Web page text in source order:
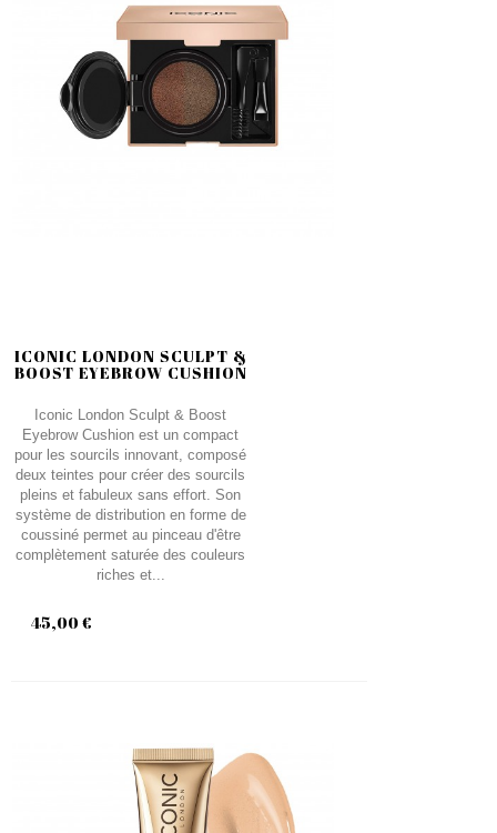
ICONIC LONDON SCULPT &
BOOST EYEBROW CUSHION
Iconic London Sculpt & Boost
Eyebrow Cushion est un compact
pour les sourcils innovant, composé
deux teintes pour créer des sourcils
pleins et fabuleux sans effort. Son
système de distribution en forme de
coussiné permet au pinceau d'être
complètement saturée des couleurs
riches et...
45,00 €